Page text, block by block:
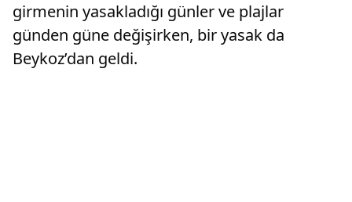
girmenin yasakladığı günler ve plajlar
günden güne değişirken, bir yasak da
Beykoz’dan geldi.